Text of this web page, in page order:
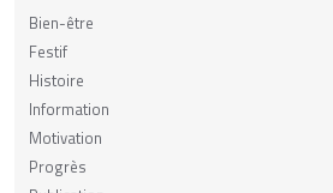
Bien-être
Festif
Histoire
Information
Motivation
Progrès